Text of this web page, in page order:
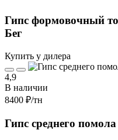
Гипс формовочный
Бег
Купить у дилера
4,9
В наличии
8400 ₽/тн
Гипс среднего